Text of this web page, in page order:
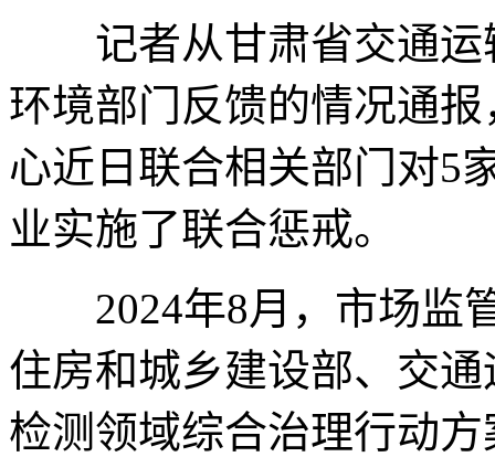
记者从甘肃省交通运
环境部门反馈的情况通
心近日联合相关部门对5
业实施了联合惩戒。
2024年8月，市场监
住房和城乡建设部、交
检测领域综合治理行动